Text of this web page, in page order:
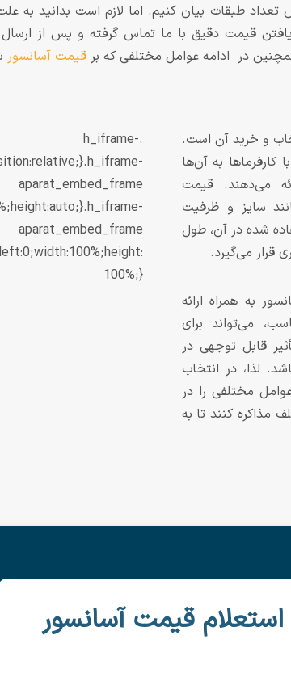
قیمت دقیق با ما تماس گرفته و پس از ارسال
در ادامه عوامل مختلفی که بر قیمت آسانسور
و خرید آن است.
کارفرماها به آن‌ها
می‌دهند. قیمت
سایز و ظرفیت
شده در آن، طول
قرار می‌گیرد.
به همراه ارائه
می‌تواند برای
قابل توجهی در
لذا، در انتخاب
مختلفی را در
مذاکره کنند تا به
.h_iframe-
aparat_embed_frame
aparat_embed_frame
100%;}
استعلام قیمت آسانسور